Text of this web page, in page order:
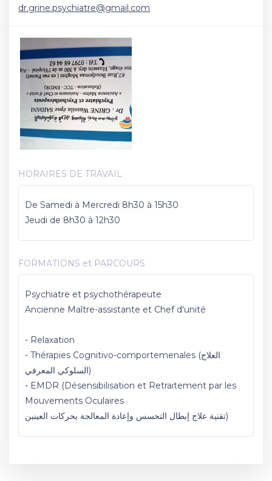
dr.grine.psychiatre@gmail.com
HORAIRES DE TRAVAIL
De Samedi à Mercredi 8h30 à 15h30
Jeudi de 8h30 à 12h30
FORMATIONS et PARCOURS
Psychiatre et psychothérapeute
Ancienne Maître-assistante et Chef d'unité
- Relaxation
- Thérapies Cognitivo-comportemenales (العلاج
السلوكي المعرفي)
- EMDR (Désensibilisation et Retraitement par les
Mouvements Oculaires
تقنية علاج إبطال التحسس وإعادة المعالجة بحركات العينين)